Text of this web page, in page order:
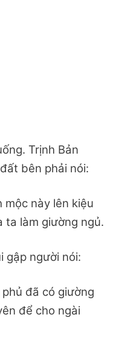
Trịnh Bản
bên phải nói:
mộc này lên kiệu
ta làm giường ngủ.
gập người nói:
đã có giường
để cho ngài